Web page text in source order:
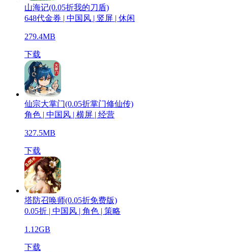
山海记(0.05折我的刀盾)
648代金券 | 中国风 | 竖屏 | 休闲
279.4MB
下载
仙宗大掌门(0.05折掌门修仙传)
角色 | 中国风 | 横屏 | 经营
327.5MB
下载
塔防召唤师(0.05折免费版)
0.05折 | 中国风 | 角色 | 策略
1.12GB
下载